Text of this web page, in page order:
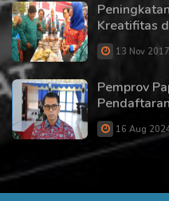
Kreatifitas
13 Nov
Pemprov
16 Aug